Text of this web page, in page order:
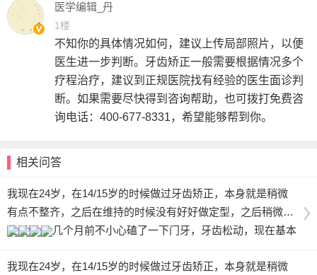
医学编辑_丹
1楼
不知你的具体情况如何，建议上传局部照片，以便
医生进一步判断。牙齿矫正一般需要根据情况多个
疗程治疗，建议到正规医院找有经验的医生面诊判
断。如果需要尽快得到咨询帮助，也可拨打免费咨
询电话：400-677-8331，希望能够帮到你。
相关问答
我现在24岁，在14/15岁的时候做过牙齿矫正，本身就是稍微
有点不整齐，之后在维持的时候没有好好做定型，之后稍微有
些反弹， 几个月前不小心磕了一下门牙，牙齿松动，现在基本
想咨询医生老师 ，我是重新做矫正比较好，还是做美容冠好。
我现在24岁，在14/15岁的时候做过牙齿矫正，本身就是稍微